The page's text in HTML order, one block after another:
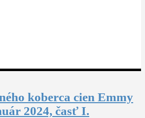
koberca cien Emmy
2024, časť I.